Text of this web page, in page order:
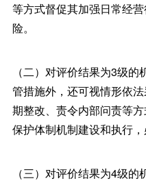
等方式督促其加强日常经
险。
（二）对评价结果为3级
管措施外，还可视情形依
期整改、责令内部问责等
保护体制机制建设和执行
（三）对评价结果为4级